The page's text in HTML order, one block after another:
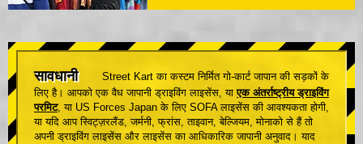
सावधानी
Street Kart का कस्टम निर्मित गो-कार्ट जापान की सड़कों के
लिए है। आपको एक वैध जापानी ड्राइविंग लाइसेंस, याएक अंतर्राष्ट्रीय ड्राइविंग
परमिट, या US Forces Japan के लिए SOFA लाइसेंस की आवश्यकता होगी,
या यदि आप स्विट्ज़रलैंड, जर्मनी, फ्रांस, ताइवान, बेल्जियम, मोनाको से हैं तो
अपनी ड्राइविंग लाइसेंस और लाइसेंस का आधिकारिक जापानी अनुवाद। याद